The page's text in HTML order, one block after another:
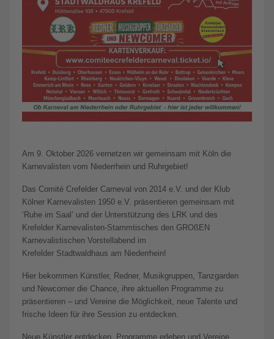
Am 9. Oktober 2026 vernetzen wir gemeinsam mit Köln die
Karnevalisten vom Niederrhein und Ruhrgebiet!
Das Comité Crefelder Carneval von 2014 e.V. und der Klub
Kölner Karnevalisten 1950 e.V. präsentieren gemeinsam mit
‘Ruhe im Saal’ und der Unterstützung des LRK und des
Krefelder Karnevalisten-Stammtisches den GROßEN
Karnevalistischen Vorstellabend im
Krefelder Stadtwaldhaus am Niederrhein!
Hier bekommen Künstler, Redner, Musikgruppen, Tanzgarden
und Newcomer die Chance, ihre aktuellen Programme zu
präsentieren – und Vereine die Möglichkeit, neue Talente und
frische Ideen für ihre Session zu entdecken.
Neue Künstler entdecken, Programme erleben und Vereine